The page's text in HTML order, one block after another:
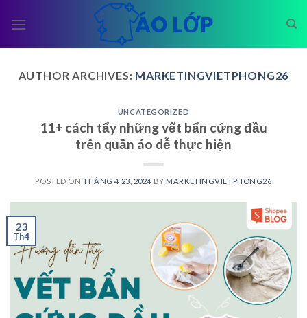
AUTHOR ARCHIVES: MARKETINGVIETPHONG26
UNCATEGORIZED
11+ cách tẩy những vết bẩn cứng đầu
trên quần áo dễ thực hiện
POSTED ONTHÁNG 4 23, 2024 BY MARKETINGVIETPHONG26
23
Th4